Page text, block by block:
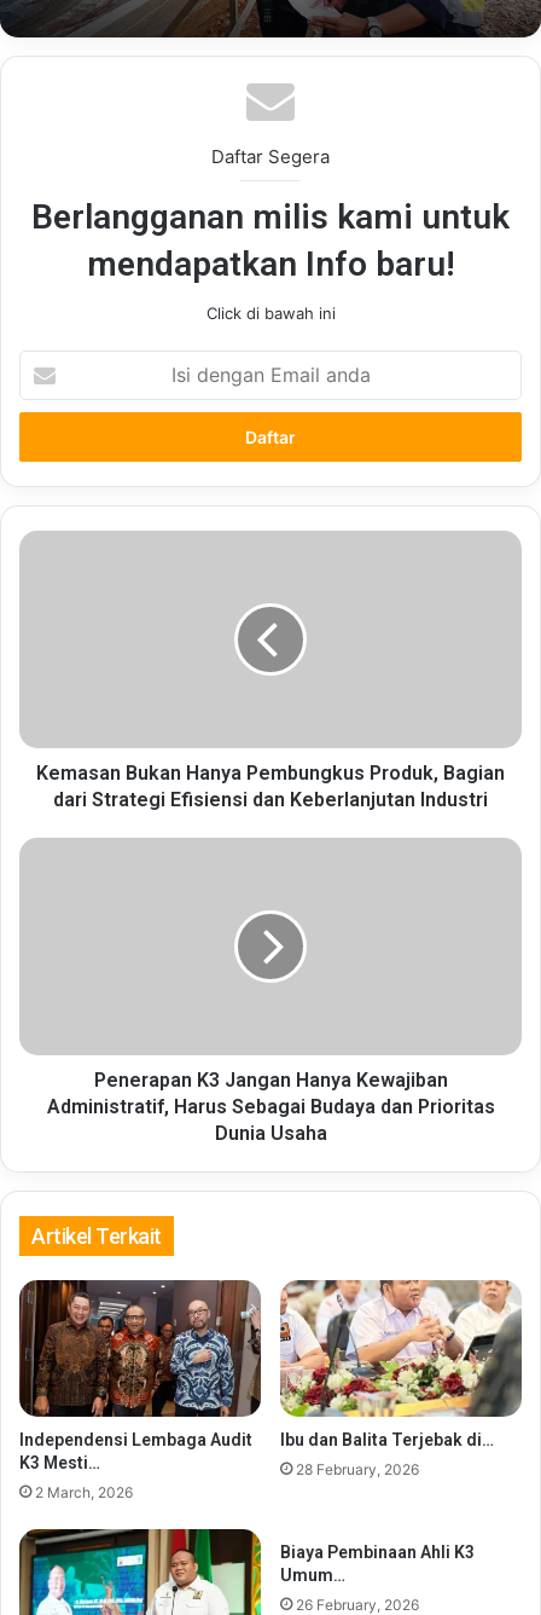
Daftar Segera
Berlangganan milis kami untuk
mendapatkan Info baru!
Click di bawah ini
dengan
Email
Kemasan
Efisiensi
dan
Keberlanjutan
Kemasan Bukan Hanya Pembungkus Produk, Bagian
dari Strategi Efisiensi dan Keberlanjutan Industri
Penerapan
Budaya
Prioritas
Penerapan K3 Jangan Hanya Kewajiban
Administratif, Harus Sebagai Budaya dan Prioritas
Dunia Usaha
Artikel Terkait
Independensi Lembaga Audit
K3 Mesti…
2 March, 2026
Ibu dan Balita Terjebak di…
28 February, 2026
Biaya Pembinaan Ahli K3
Umum…
26 February, 2026